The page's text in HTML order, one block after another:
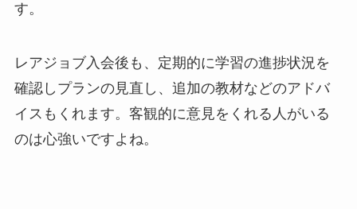
す。
レアジョブ入会後も、定期的に学習の進捗状況を
確認しプランの見直し、追加の教材などのアドバ
イスもくれます。客観的に意見をくれる人がいる
のは心強いですよね。